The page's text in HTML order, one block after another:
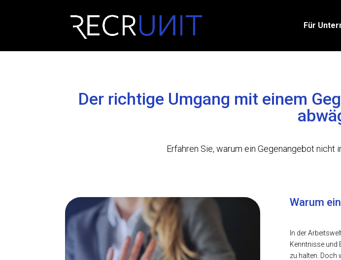
Für
Der richtige Umgang mit einem
Erfahren Sie, warum ein Gegenangebot
Warum
In der
Kenntnisse und
zu halten. Doch